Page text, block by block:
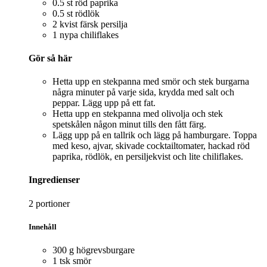
0.5 st röd paprika
0.5 st rödlök
2 kvist färsk persilja
1 nypa chiliflakes
Gör så här
Hetta upp en stekpanna med smör och stek burgarna
några minuter på varje sida, krydda med salt och
peppar. Lägg upp på ett fat.
Hetta upp en stekpanna med olivolja och stek
spetskålen någon minut tills den fått färg.
Lägg upp på en tallrik och lägg på hamburgare. Toppa
med keso, ajvar, skivade cocktailtomater, hackad röd
paprika, rödlök, en persiljekvist och lite chiliflakes.
Ingredienser
2 portioner
Innehåll
300 g högrevsburgare
1 tsk smör